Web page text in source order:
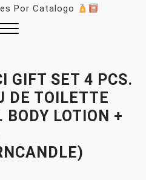
Por Catalogo
GIFT SET 4 PCS.
DE TOILETTE
BODY LOTION +